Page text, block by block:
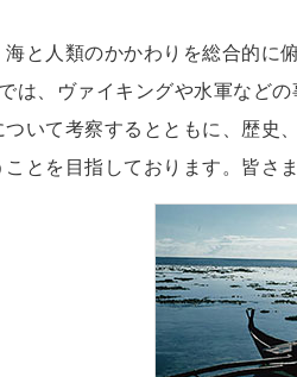
海と人類のかかわりを総合的に
は、ヴァイキングや水軍など
いて考察するとともに、歴史
ことを目指しております。皆さ